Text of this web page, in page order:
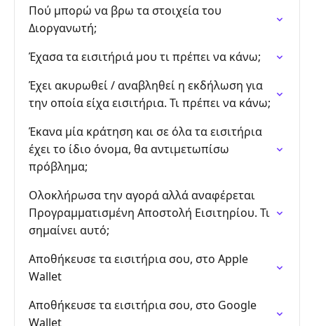
Πού μπορώ να βρω τα στοιχεία του
Διοργανωτή;
Έχασα τα εισιτήριά μου τι πρέπει να κάνω;
Έχει ακυρωθεί / αναβληθεί η εκδήλωση για
την οποία είχα εισιτήρια. Τι πρέπει να κάνω;
Έκανα μία κράτηση και σε όλα τα εισιτήρια
έχει το ίδιο όνομα, θα αντιμετωπίσω
πρόβλημα;
Ολοκλήρωσα την αγορά αλλά αναφέρεται
Προγραμματισμένη Αποστολή Εισιτηρίου. Τι
σημαίνει αυτό;
Αποθήκευσε τα εισιτήρια σου, στο Apple
Wallet
Αποθήκευσε τα εισιτήρια σου, στο Google
Wallet